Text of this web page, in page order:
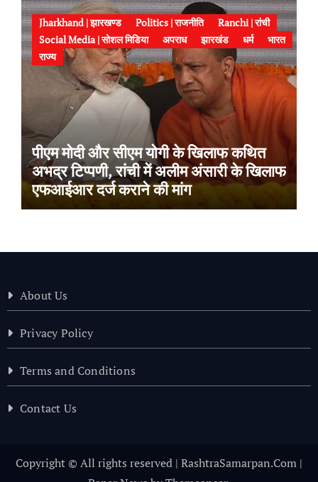
Jharkhand | झारखण्ड Politics | राजनीति
Ranchi | रांची
Social Media | सोशल मिडिया
अपराध झारखंड धर्म
भारत
राज्य
पीएम मोदी और सीएम योगी के खिलाफ कथित
अभद्र टिप्पणी, रांची में अलीम अंसारी के खिलाफ
एफआईआर दर्ज कराने की मांग
About Us
Privacy Policy
Terms and Conditions
Contact Us
Copyright © All rights reserved | RashtraSamarpan.Com |